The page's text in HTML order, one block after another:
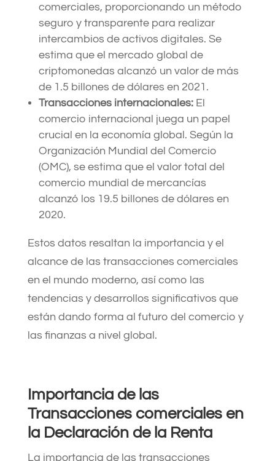
comerciales, proporcionando un método
seguro y transparente para realizar
intercambios de activos digitales. Se
estima que el mercado global de
criptomonedas alcanzó un valor de más
de 1.5 billones de dólares en 2021.
Transacciones internacionales:El
comercio internacional juega un papel
crucial en la economía global. Según la
Organización Mundial del Comercio
(OMC), se estima que el valor total del
comercio mundial de mercancías
alcanzó los 19.5 billones de dólares en
2020.
Estos datos resaltan la importancia y el
alcance de las transacciones comerciales
en el mundo moderno, así como las
tendencias y desarrollos significativos que
están dando forma al futuro del comercio y
las finanzas a nivel global.
Importancia de las
Transacciones comerciales en
la Declaración de la Renta
La importancia de las transacciones